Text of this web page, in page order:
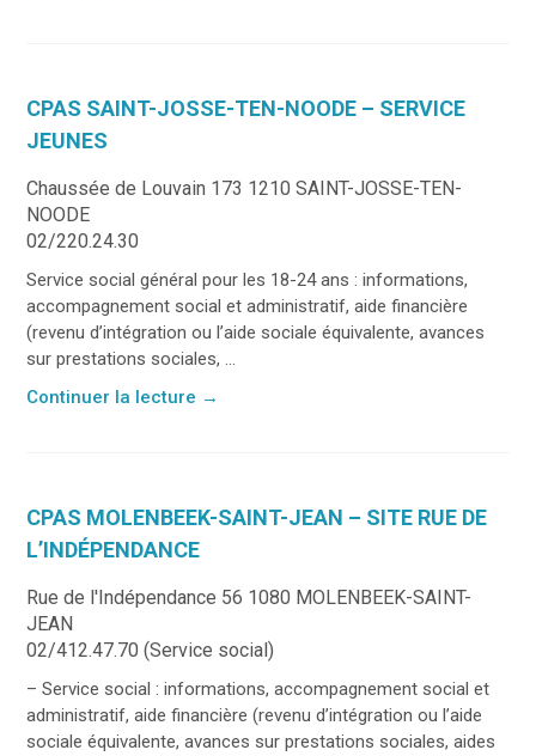
CPAS SAINT-JOSSE-TEN-NOODE – SERVICE
JEUNES
Chaussée de Louvain 173 1210 SAINT-JOSSE-TEN-
NOODE
02/220.24.30
Service social général pour les 18-24 ans : informations,
accompagnement social et administratif, aide financière
(revenu d’intégration ou l’aide sociale équivalente, avances
sur prestations sociales, ...
Continuer la lecture →
CPAS MOLENBEEK-SAINT-JEAN – SITE RUE DE
L’INDÉPENDANCE
Rue de l'Indépendance 56 1080 MOLENBEEK-SAINT-
JEAN
02/412.47.70 (Service social)
– Service social : informations, accompagnement social et
administratif, aide financière (revenu d’intégration ou l’aide
sociale équivalente, avances sur prestations sociales, aides